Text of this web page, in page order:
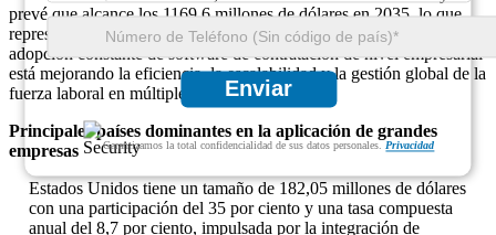
Enviar
Garantizamos la total confidencialidad de sus datos personales. Privacidad
prevé que alcance los 1169,6 millones de dólares en 2035, lo que
representa casi el 58 por ciento de la cuota de mercado total. La
adopción constante de software de contratación de nivel empresarial
está mejorando la eficiencia, la escalabilidad y la gestión global de la
fuerza laboral en múltiples industrias.
Principales países dominantes en la aplicación de grandes
empresas
Estados Unidos tiene un tamaño de 182,05 millones de dólares
con una participación del 35 por ciento y una tasa compuesta
anual del 8,7 por ciento, impulsada por la integración de